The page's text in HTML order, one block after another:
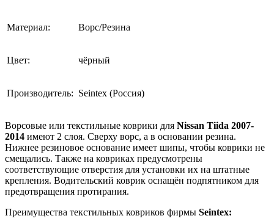
Материал: Ворс/Резина
Цвет: чёрный
Производитель: Seintex (Россия)
Ворсовые или текстильные коврики для Nissan Tiida 2007-
2014 имеют 2 слоя. Сверху ворс, а в основании резина.
Нижнее резиновое основание имеет шипы, чтобы коврики не
смещались. Также на ковриках предусмотрены
соответствующие отверстия для установки их на штатные
крепления. Водительский коврик оснащён подпятником для
предотвращения протирания.
Преимущества текстильных ковриков фирмы Seintex: